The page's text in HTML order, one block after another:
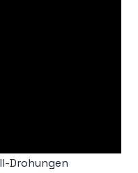
Drohungen